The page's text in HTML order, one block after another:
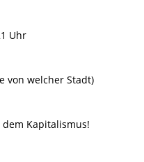
Uhr
von welcher Stadt)
Kapitalismus!